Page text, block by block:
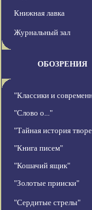
Книжная лавка
Журнальный зал
ОБОЗРЕНИЯ
"Классики и
"Слово о..."
"Тайная история
"Книга писем"
"Кошачий ящик"
"Золотые прииски"
"Сердитые стрелы"